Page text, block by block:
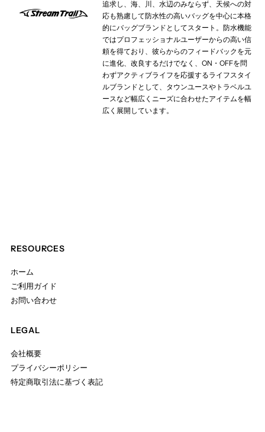
追求し、海、川、水辺のみならず、天候への対
応も熟慮して防水性の高いバッグを中心に本格
的にバッグブランドとしてスタート。防水機能
ではプロフェッショナルユーザーからの高い信
頼を得ており、彼らからのフィードバックを元
に進化、改良するだけでなく、ON・OFFを問
わずアクティブライフを応援するライフスタイ
ルブランドとして、タウンユースやトラベルユ
ースなど幅広くニーズに合わせたアイテムを幅
広く展開しています。
RESOURCES
ホーム
ご利用ガイド
お問い合わせ
LEGAL
会社概要
プライバシーポリシー
特定商取引法に基づく表記